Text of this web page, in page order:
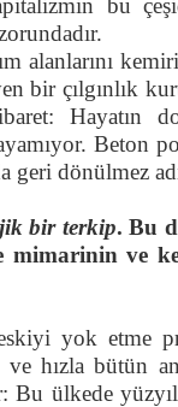
bu
alanlarını
çılgınlık
Hayatın
Beton
dönülmez
bir terkip. Bu
mimarinin ve
yok etme
hızla bütün
ülkede